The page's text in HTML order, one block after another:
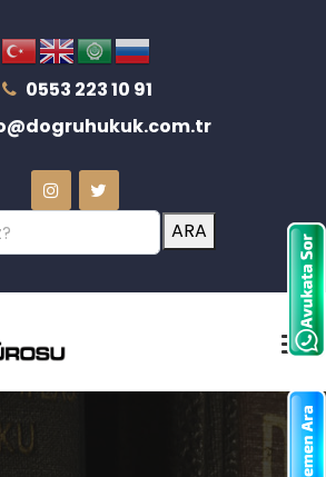
0553 223 10 91
ARA